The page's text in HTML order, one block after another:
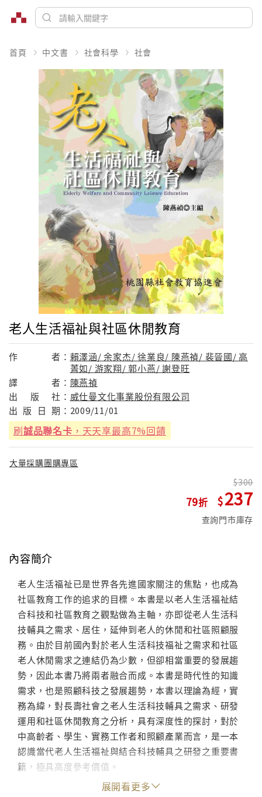
首頁 中文書 社會科學 社會
老人生活福祉與社區休閒教育
作 者： 賴澤涵/ 余家杰/ 徐業良/ 陳燕禎/ 裴晉國/ 高
菁如/ 游家翔/ 郭小燕/ 謝登旺
譯
者： 陳燕禎
出
版 社： 威仕曼文化事業股份有限公司
出 版 日 期： 2009/11/01
刷誠品聯名卡 ，天天享最高7%回饋
大量採購團購專區
79
300
237
查詢門市庫存
內容簡介
老人生活福祉已是世界各先進國家關注的焦點，也成為
社區教育工作的追求的目標。本書是以老人生活福祉結
合科技和社區教育之觀點做為主軸，亦即從老人生活科
技輔具之需求、居住，延伸到老人的休閒和社區照顧服
務。由於目前國內對於老人生活科技福祉之需求和社區
老人休閒需求之連結仍為少數，但卻相當重要的發展趨
勢，因此本書乃將兩者融合而成。本書是時代性的知識
需求，也是照顧科技之發展趨勢，本書以理論為經，實
務為緯，對長壽社會之老人生活科技輔具之需求、研發
運用和社區休閒教育之分析，具有深度性的探討，對於
中高齡者、學生、實務工作者和照顧產業而言，是一本
認識當代老人生活福祉與結合科技輔具之研發之重要書
籍，極具高度參考價值。
展開看更多